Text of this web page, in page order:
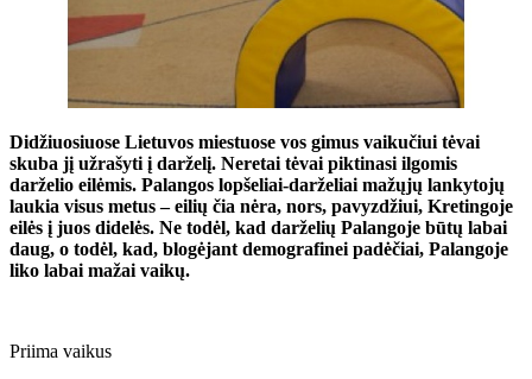
Didžiuosiuose Lietuvos miestuose vos gimus vaikučiui tėvai
skuba jį užrašyti į darželį. Neretai tėvai piktinasi ilgomis
darželio eilėmis. Palangos lopšeliai-darželiai mažųjų lankytojų
laukia visus metus – eilių čia nėra, nors, pavyzdžiui, Kretingoje
eilės į juos didelės. Ne todėl, kad darželių Palangoje būtų labai
daug, o todėl, kad, blogėjant demografinei padėčiai, Palangoje
liko labai mažai vaikų.
Priima vaikus